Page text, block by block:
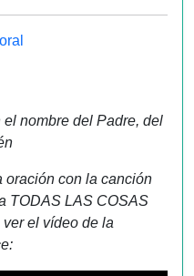
nombre del Padre, del
oración con la canción
TODAS LAS COSAS
el vídeo de la